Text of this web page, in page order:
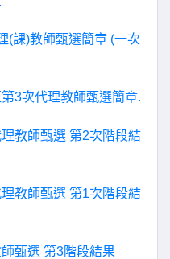
(課)教師甄選簡章 (一次
3次代理教師甄選簡章.
教師甄選 第2次階段結
教師甄選 第1次階段結
甄選 第3階段結果